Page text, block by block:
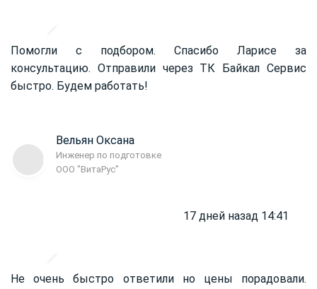
Помогли с подбором. Спасибо Ларисе за
консультацию. Отправили через ТК Байкал Сервис
быстро. Будем работать!
Вельян Оксана
Инженер по подготовке
ООО "ВитаРус"
17 дней назад 14:41
Не очень быстро ответили но цены порадовали.